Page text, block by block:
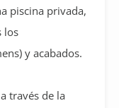
piscina privada,
los
y acabados.
través de la